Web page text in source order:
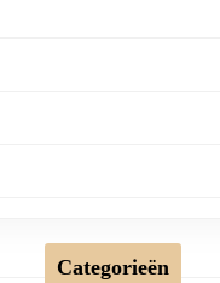
Categorieën